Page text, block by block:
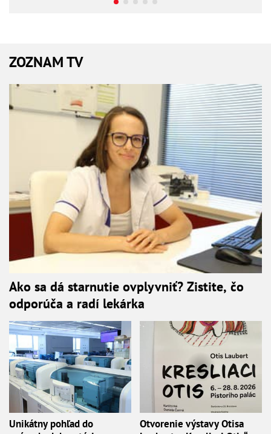
ZOZNAM TV
Ako sa dá starnutie ovplyvniť? Zistite, čo
odporúča a radí lekárka
Unikátny pohľad do
Otvorenie výstavy Otisa